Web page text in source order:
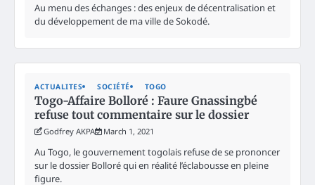
Au menu des échanges : des enjeux de décentralisation et
du développement de ma ville de Sokodé.
ACTUALITES SOCIÉTÉ TOGO
Togo-Affaire Bolloré : Faure Gnassingbé
refuse tout commentaire sur le dossier
Godfrey AKPA March 1, 2021
Au Togo, le gouvernement togolais refuse de se prononcer
sur le dossier Bolloré qui en réalité l’éclabousse en pleine
figure.